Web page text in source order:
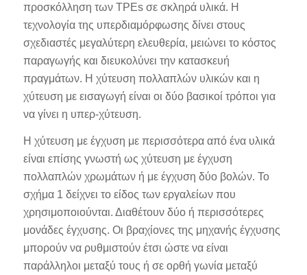
προσκόλληση των TPEs σε σκληρά υλικά. Η
τεχνολογία της υπερδιαμόρφωσης δίνει στους
σχεδιαστές μεγαλύτερη ελευθερία, μειώνει το κόστος
παραγωγής και διευκολύνει την κατασκευή
πραγμάτων. Η χύτευση πολλαπλών υλικών και η
χύτευση με εισαγωγή είναι οι δύο βασικοί τρόποι για
να γίνει η υπερ-χύτευση.
Η χύτευση με έγχυση με περισσότερα από ένα υλικά
είναι επίσης γνωστή ως χύτευση με έγχυση
πολλαπλών χρωμάτων ή με έγχυση δύο βολών. Το
σχήμα 1 δείχνει το είδος των εργαλείων που
χρησιμοποιούνται. Διαθέτουν δύο ή περισσότερες
μονάδες έγχυσης. Οι βραχίονες της μηχανής έγχυσης
μπορούν να ρυθμιστούν έτσι ώστε να είναι
παράλληλοι μεταξύ τους ή σε ορθή γωνία μεταξύ